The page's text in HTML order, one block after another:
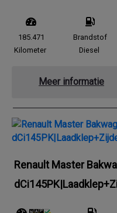
185.471
Kilometer
Brandstof
Diesel
Meer informatie
Renault Master